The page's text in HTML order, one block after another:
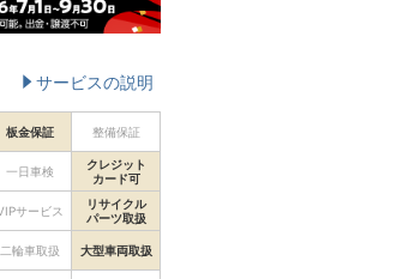
サービスの説明
板金保証 整備保証
一日車検
クレジット
カード可
サービス
リサイクル
パーツ取扱
二輪車取扱 大型車両取扱